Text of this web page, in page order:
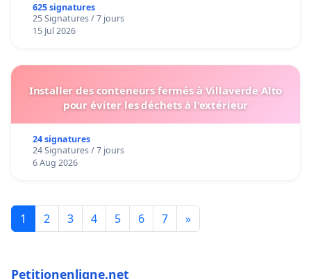
625 signatures
25 Signatures / 7 jours
15 Jul 2026
Installer des conteneurs fermés à Villaverde Alto
pour éviter les déchets à l'extérieur
24 signatures
24 Signatures / 7 jours
6 Aug 2026
1 2 3 4 5 6 7 »
Petitionenligne.net